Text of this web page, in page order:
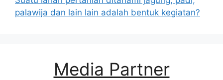
palawija dan lain lain adalah bentuk kegiatan?
Media Partner